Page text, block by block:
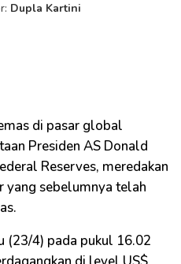
Dupla Kartini
di pasar global
Presiden AS Donald
Reserves, meredakan
yang sebelumnya telah
(23/4) pada pukul 16.02